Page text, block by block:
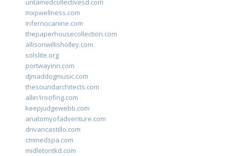
untamedcollectivesd.com
mxpwellness.com
infernocanine.com
thepaperhousecollection.com
allisonwillisholley.com
solslite.org
portwayinn.com
djmaddogmusic.com
thesoundarchitects.com
allin1roofing.com
keepjudgewebb.com
anatomyofadventure.com
drivancastillo.com
cmmedspa.com
midletontkd.com